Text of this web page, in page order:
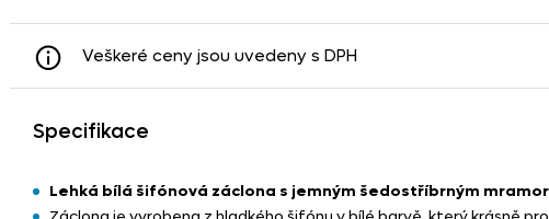
Veškeré ceny jsou uvedeny s DPH
Specifikace
Lehká bílá šifónová záclona s jemným šedostříbrným